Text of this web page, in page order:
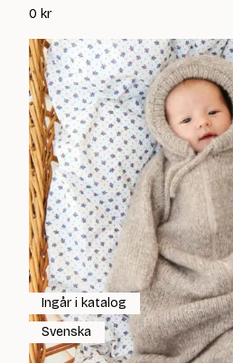
0 kr
Ingår i katalog
Svenska